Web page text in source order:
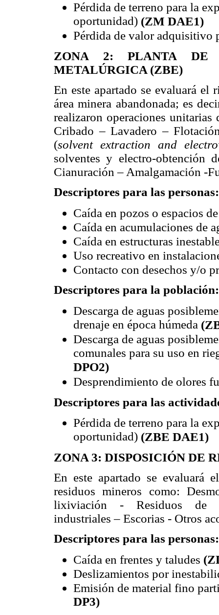
Pérdida de terreno para la
oportunidad) (ZM DAE1)
Pérdida de valor adquisitivo
ZONA 2: PLANTA DE
METALÚRGICA (ZBE)
En este apartado se evaluará el
área minera abandonada; es
realizaron operaciones
Cribado – Lavadero –
(solvent extraction and
solventes y electro-obtención
Cianuración – Amalgamación -
Descriptores para las personas:
Caída en pozos o espacios
Caída en acumulaciones de
Caída en estructuras
Uso recreativo en
Contacto con desechos y/o
Descriptores para la población:
Descarga de aguas
drenaje en época húmeda
Descarga de aguas
comunales para su uso en
DPO2)
Desprendimiento de olores
Descriptores para las
Pérdida de terreno para la
oportunidad) (ZBE DAE1)
ZONA 3: DISPOSICIÓN DE
En este apartado se evaluará
residuos mineros como:
lixiviación - Residuos de
industriales – Escorias - Otros
Descriptores para las personas:
Caída en frentes y taludes
Deslizamientos por
Emisión de material fino
DP3)